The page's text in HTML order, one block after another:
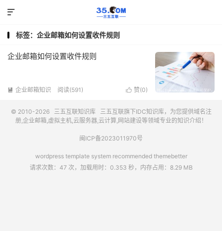

标签：企业邮箱如何设置收件规则
企业邮箱如何设置收件规则
 企业邮箱知识 阅读(591)  赞(0)
© 2010-2026 三五互联知识库 三五互联旗下IDC知识库，为您提供域名注
册,企业邮箱,虚拟主机,云服务器,云计算,网站建设等领域专业的知识介绍！
闽ICP备2023011970号
wordpress template system recommended themebetter
请求次数：47 次，加载用时：0.353 秒，内存占用：8.29 MB